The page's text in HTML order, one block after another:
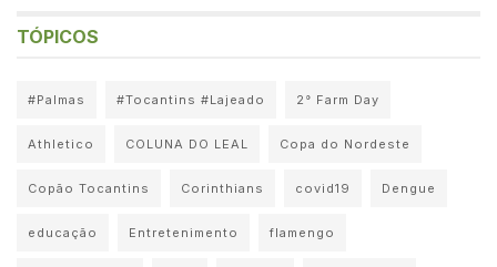
TÓPICOS
#Palmas #Tocantins #Lajeado 2° Farm Day
Athletico COLUNA DO LEAL Copa do Nordeste
Copão Tocantins Corinthians covid19 Dengue
educação Entretenimento flamengo